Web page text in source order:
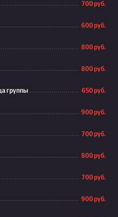
700 руб.
600 руб.
800 руб.
800 руб.
группы 650 руб.
900 руб.
700 руб.
800 руб.
700 руб.
900 руб.